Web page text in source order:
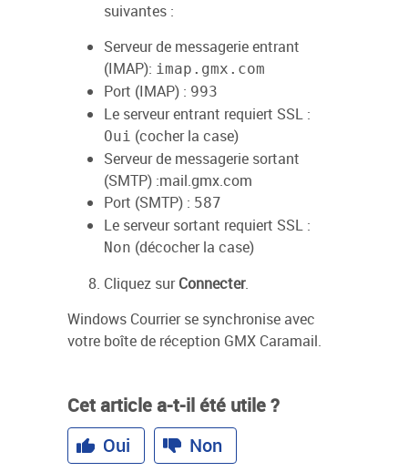
suivantes :
Serveur de messagerie entrant
(IMAP): imap.gmx.com
Port (IMAP) : 993
Le serveur entrant requiert SSL :
Oui (cocher la case)
Serveur de messagerie sortant
(SMTP) :mail.gmx.com
Port (SMTP) : 587
Le serveur sortant requiert SSL :
Non (décocher la case)
Cliquez surConnecter.
Windows Courrier se synchronise avec
votre boîte de réception GMX Caramail.
Cet article a-t-il été utile ?
Oui
Non